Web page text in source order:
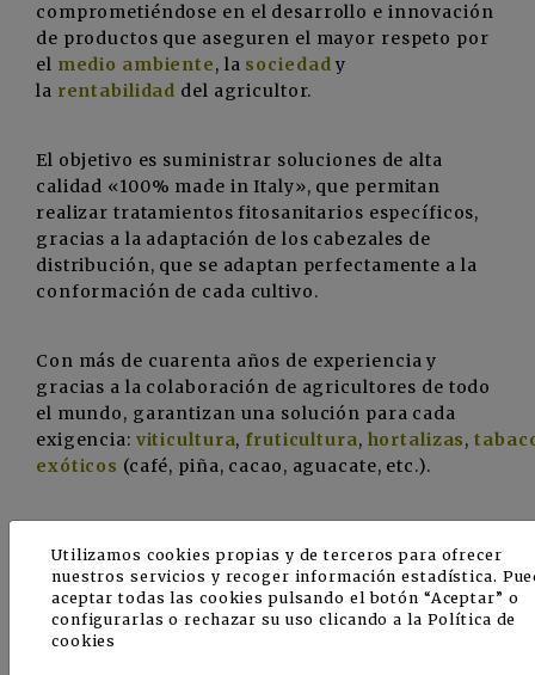
comprometiéndose en el desarrollo e innovación
de productos que aseguren el mayor respeto por
el medio ambiente, la sociedad y
la rentabilidad del agricultor.
El objetivo es suministrar soluciones de alta
calidad «100% made in Italy», que permitan
realizar tratamientos fitosanitarios específicos,
gracias a la adaptación de los cabezales de
distribución, que se adaptan perfectamente a la
conformación de cada cultivo.
Con más de cuarenta años de experiencia y
gracias a la colaboración de agricultores de todo
el mundo, garantizan una solución para cada
exigencia: viticultura, fruticultura, hortalizas,
exóticos (café, piña, cacao, aguacate, etc.).
Utilizamos cookies propias y de terceros para ofrecer
nuestros servicios y recoger información estadística.
aceptar todas las cookies pulsando el botón “Aceptar” o
configurarlas o rechazar su uso clicando a la Política de
cookies